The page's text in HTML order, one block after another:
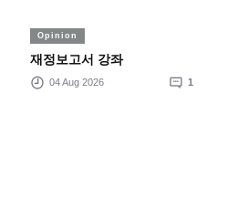
Opinion
재정보고서 강좌
04 Aug 2026 1